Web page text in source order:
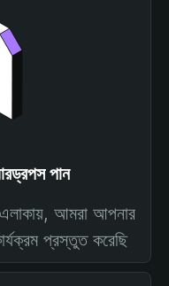
পান
আমরা আপনার
প্রস্তুত করেছি